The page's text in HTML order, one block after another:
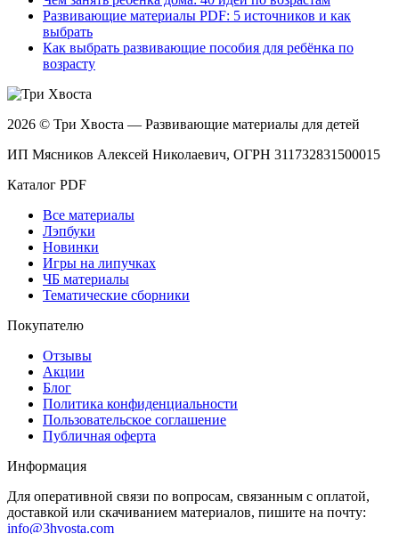
Развивающие материалы PDF: 5 источников и как
выбрать
Как выбрать развивающие пособия для ребёнка по
возрасту
2026 © Три Хвоста — Развивающие материалы для детей
ИП Мясников Алексей Николаевич, ОГРН 311732831500015
Каталог PDF
Все материалы
Лэпбуки
Новинки
Игры на липучках
ЧБ материалы
Тематические сборники
Покупателю
Отзывы
Акции
Блог
Политика конфиденциальности
Пользовательское соглашение
Публичная оферта
Информация
Для оперативной связи по вопросам, связанным с оплатой,
доставкой или скачиванием материалов, пишите на почту:
info@3hvosta.com